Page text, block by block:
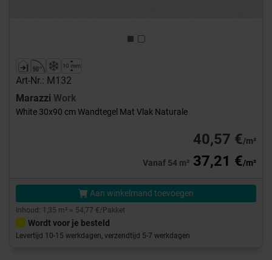
Art-Nr.: M132
Marazzi Work
White 30x90 cm Wandtegel Mat Vlak Naturale
40,57 €/m²
Vanaf 54 m² 37,21 €/m²
Aan winkelmand toevoegen
Inhoud: 1,35 m² = 54,77 €/Pakket
Wordt voor je besteld
Levertijd 10-15 werkdagen, verzendtijd 5-7 werkdagen